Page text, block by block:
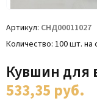
Артикул СНД00011027
Количество 100 шт. на
Кувшин для
533,35 руб.